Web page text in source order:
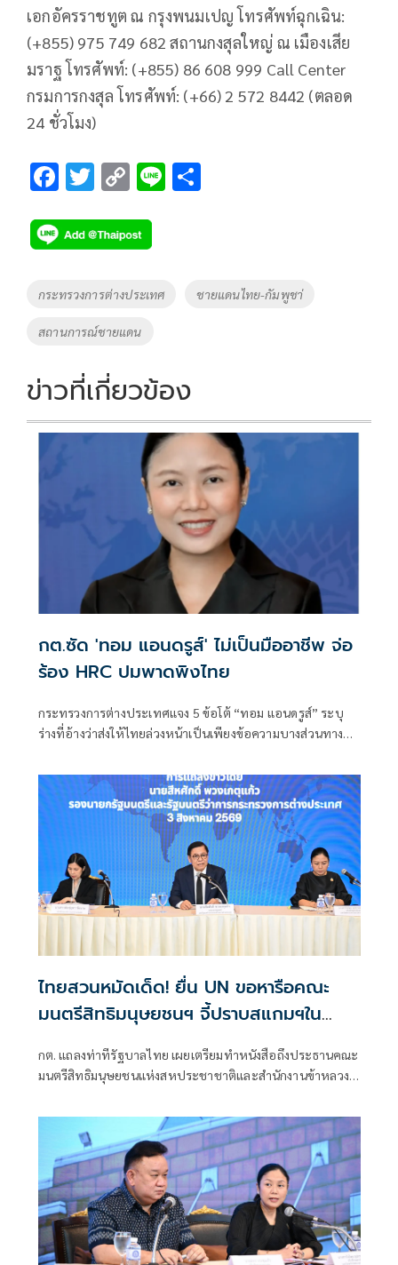
เอกอัครราชทูต ณ กรุงพนมเปญ โทรศัพท์ฉุกเฉิน:
(+855) 975 749 682 สถานกงสุลใหญ่ ณ เมืองเสีย
มราฐ โทรศัพท์: (+855) 86 608 999 Call Center
กรมการกงสุล โทรศัพท์: (+66) 2 572 8442 (ตลอด
24 ชั่วโมง)
F
e
b
o
k
T
tt
er
C
p
y
Li
k
Li
Tags
กระทรวงการต่างประเทศ ชายแดนไทย-กัมพูชา่
สถานการณ์ชายแดน
ข่าวที่เกี่ยวข้อง
กต.ซัด 'ทอม แอนดรูส์' ไม่เป็นมืออาชีพ จ่อ
ร้อง HRC ปมพาดพิงไทย
กระทรวงการต่างประเทศแจง 5 ข้อโต้ “ทอม แอนดรูส์” ระบุ
ร่างที่อ้างว่าส่งให้ไทยล่วงหน้าเป็นเพียงข้อความบางส่วนทาง
ไทยสวนหมัดเด็ด! ยื่น UN ขอหารือคณะ
มนตรีสิทธิมนุษยชนฯ จี้ปราบสแกมฯใน
กัมพูชา โต้ยิบรายงาน 'ทอม แอนดรูว์ส'
กต. แถลงท่าทีรัฐบาลไทย เผยเตรียมทำหนังสือถึงประธานคณะ
มนตรีสิทธิมนุษยชนแห่งสหประชาชาติและสำนักงานข้าหลวง
รายงานพิเศษพาดพิงประเทศไทย มีหลายประเด็นที่ไม่เห็นด้วย
ชี้กระทบความเป็นกลาง -เที่ยงธรรม “สีหศักดิ์”